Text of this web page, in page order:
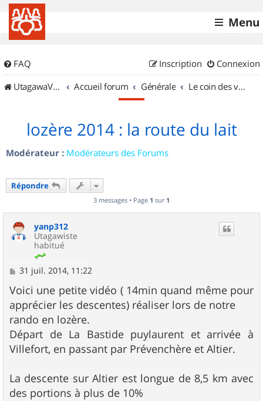
Menu
FAQ Connexion
Inscription
UtagawaVTT (Randos VTT et VTTAE avec traces GPS)
Accueil forum Générale Le coin des vidéastes
lozère 2014 : la route du lait
Modérateur : Modérateurs des Forums
Répondre
3 messages • Page 1 sur 1
yanp312
Utagawiste
habitué
M
s
s
a
g
e
31 juil. 2014, 11:22
Voici une petite vidéo ( 14min quand même pour
apprécier les descentes) réaliser lors de notre
rando en lozère.
Départ de La Bastide puylaurent et arrivée à
Villefort, en passant par Prévenchère et Altier.
La descente sur Altier est longue de 8,5 km avec
des portions à plus de 10%